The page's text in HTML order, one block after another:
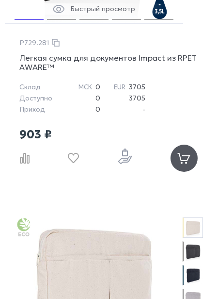
Быстрый просмотр
P729.281
Легкая сумка для документов Impact из RPET
AWARE™
Склад МСК 0 EUR 3705
Доступно
0
3705
Приход
0 -
903 ₽